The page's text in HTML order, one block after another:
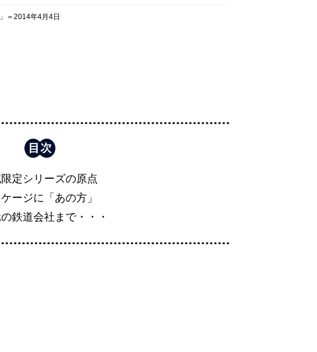
＝2014年4月4日
定シリーズの原点
ージに「あの方」
鉄道会社まで・・・